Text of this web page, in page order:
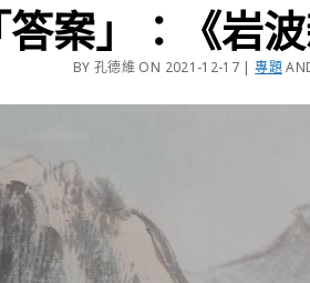
答案」：《岩
BY 孔德維 ON 2021-12-17 |專題